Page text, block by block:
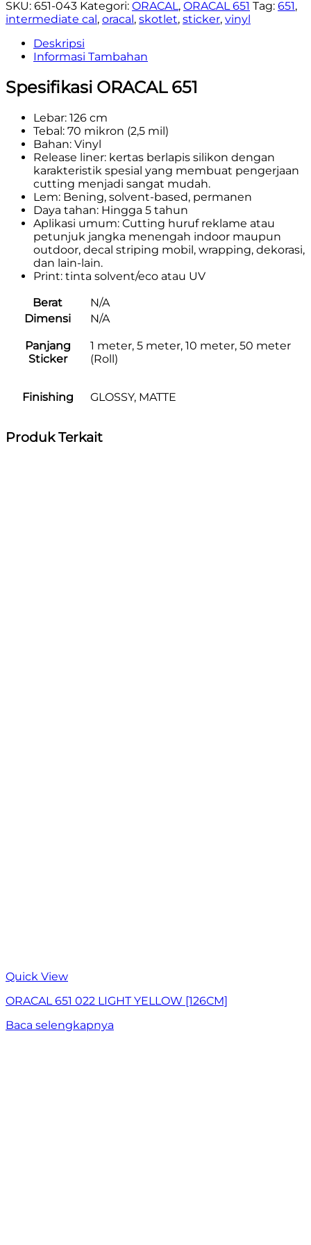
SKU: 651-043 Kategori: ORACAL, ORACAL 651 Tag: 651,
intermediate cal, oracal, skotlet, sticker, vinyl
Deskripsi
Informasi Tambahan
Spesifikasi ORACAL 651
Lebar: 126 cm
Tebal: 70 mikron (2,5 mil)
Bahan: Vinyl
Release liner: kertas berlapis silikon dengan
karakteristik spesial yang membuat pengerjaan
cutting menjadi sangat mudah.
Lem: Bening, solvent-based, permanen
Daya tahan: Hingga 5 tahun
Aplikasi umum: Cutting huruf reklame atau
petunjuk jangka menengah indoor maupun
outdoor, decal striping mobil, wrapping, dekorasi,
dan lain-lain.
Print: tinta solvent/eco atau UV
Berat
N/A
Dimensi
N/A
Panjang
Sticker
1 meter, 5 meter, 10 meter, 50 meter
(Roll)
Finishing GLOSSY, MATTE
Produk Terkait
Quick View
ORACAL 651 022 LIGHT YELLOW [126CM]
Baca selengkapnya